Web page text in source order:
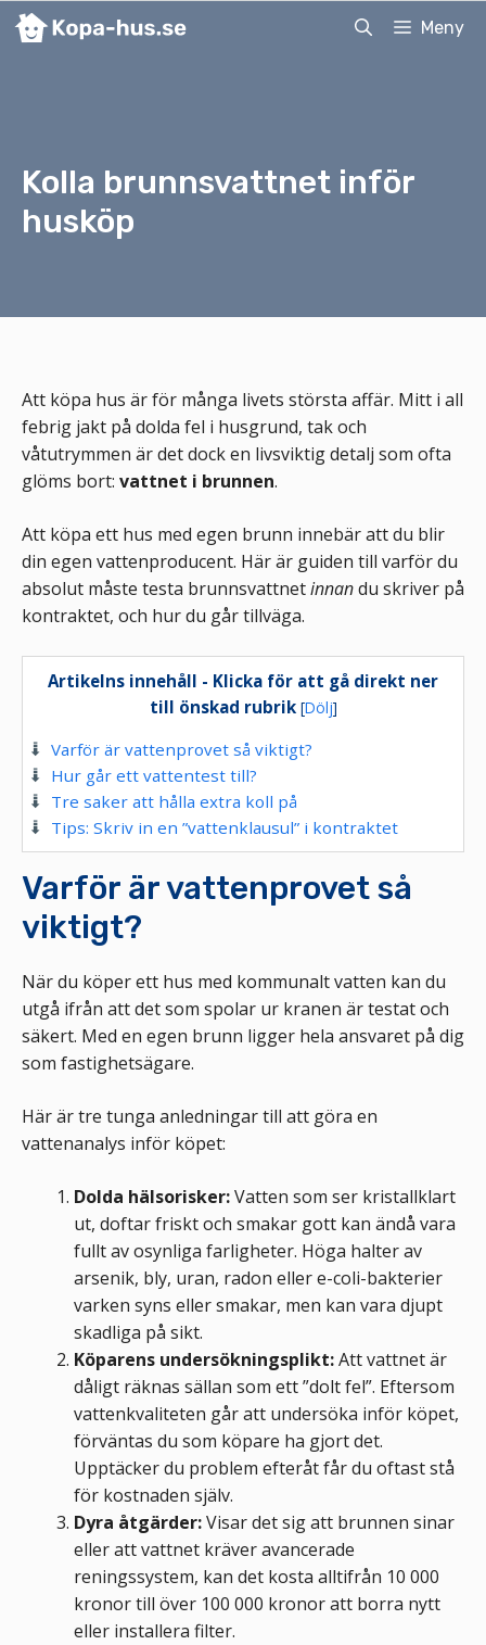
Hoppa
Meny
Kolla brunnsvattnet inför
husköp
Att köpa hus är för många livets största affär. Mitt i all
febrig jakt på dolda fel i husgrund, tak och
våtutrymmen är det dock en livsviktig detalj som ofta
glöms bort: vattnet i brunnen.
Att köpa ett hus med egen brunn innebär att du blir
din egen vattenproducent. Här är guiden till varför du
absolut måste testa brunnsvattnetinnandu skriver på
kontraktet, och hur du går tillväga.
Artikelns innehåll - Klicka för att gå direkt ner
till önskad rubrik [Dölj]
Varför är vattenprovet så viktigt?
Hur går ett vattentest till?
Tre saker att hålla extra koll på
Tips: Skriv in en ”vattenklausul” i kontraktet
Varför är vattenprovet så
viktigt?
När du köper ett hus med kommunalt vatten kan du
utgå ifrån att det som spolar ur kranen är testat och
säkert. Med en egen brunn ligger hela ansvaret på dig
som fastighetsägare.
Här är tre tunga anledningar till att göra en
vattenanalys inför köpet:
Dolda hälsorisker:Vatten som ser kristallklart
ut, doftar friskt och smakar gott kan ändå vara
fullt av osynliga farligheter. Höga halter av
arsenik, bly, uran, radon eller e-coli-bakterier
varken syns eller smakar, men kan vara djupt
skadliga på sikt.
Köparens undersökningsplikt:Att vattnet är
dåligt räknas sällan som ett ”dolt fel”. Eftersom
vattenkvaliteten går att undersöka inför köpet,
förväntas du som köpare ha gjort det.
Upptäcker du problem efteråt får du oftast stå
för kostnaden själv.
Dyra åtgärder:Visar det sig att brunnen sinar
eller att vattnet kräver avancerade
reningssystem, kan det kosta alltifrån 10 000
kronor till över 100 000 kronor att borra nytt
eller installera filter.